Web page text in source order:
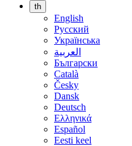
th
English
Русский
Українська
العربية
Български
Català
Česky
Dansk
Deutsch
Ελληνικά
Español
Eesti keel